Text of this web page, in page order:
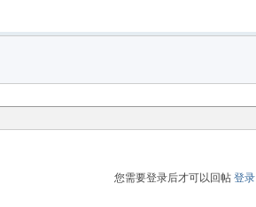
您需要登录后才可以回帖登录